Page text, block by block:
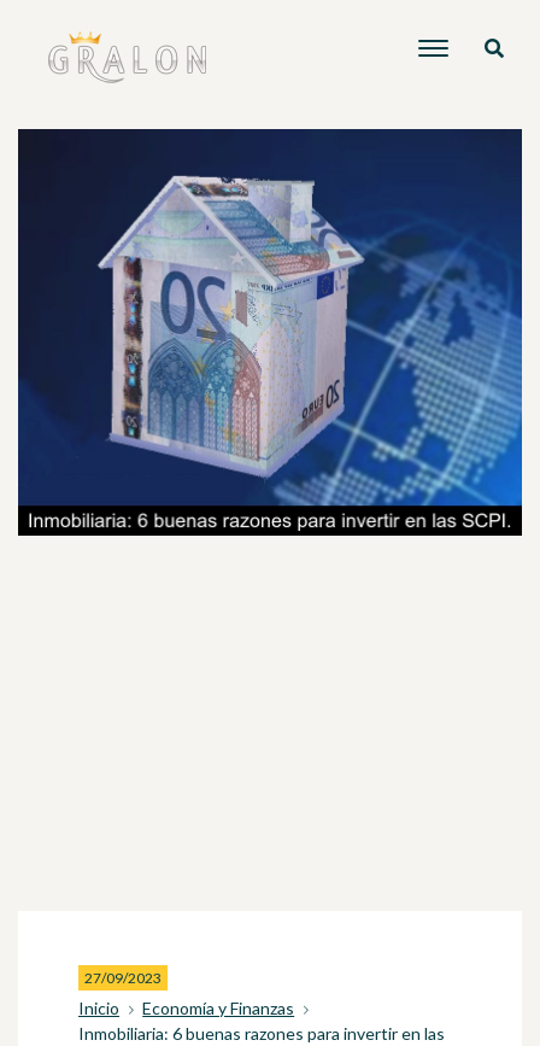
27/09/2023
Inicio
Economía y Finanzas
Inmobiliaria: 6 buenas razones para invertir en las